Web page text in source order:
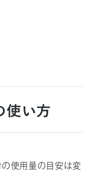
使い方
使用量の目安は変